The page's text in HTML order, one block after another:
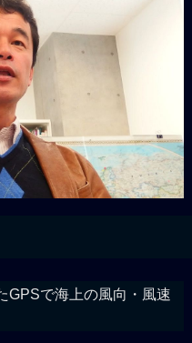
GPSで海上の風向・風速